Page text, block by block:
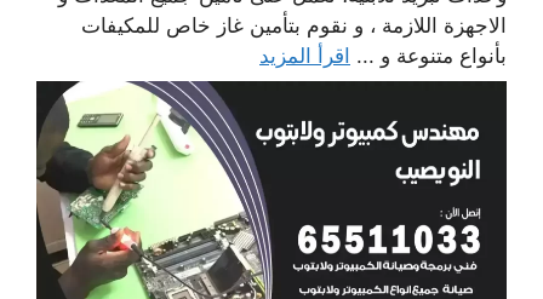
الاجهزة اللازمة ، و نقوم بتأمين غاز خاص للمكيفات
بأنواع متنوعة و ... اقرأ المزيد